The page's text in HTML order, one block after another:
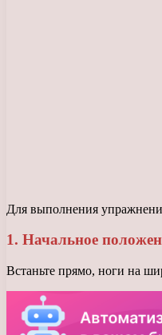
Для выполнения
1. Начальное
Встаньте прямо, ноги на